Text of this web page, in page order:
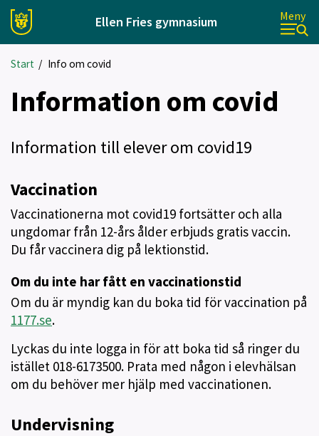
Ellen Fries gymnasium Meny
Start / Info om covid
Information om covid
Information till elever om covid19
Vaccination
Vaccinationerna mot covid19 fortsätter och alla
ungdomar från 12-års ålder erbjuds gratis vaccin.
Du får vaccinera dig på lektionstid.
Om du inte har fått en vaccinationstid
Om du är myndig kan du boka tid för vaccination på
1177.se.
Lyckas du inte logga in för att boka tid så ringer du
istället 018-6173500. Prata med någon i elevhälsan
om du behöver mer hjälp med vaccinationen.
Undervisning